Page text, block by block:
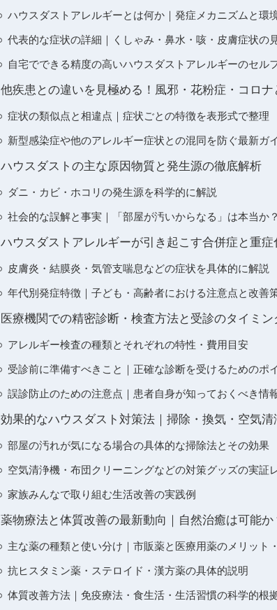
ハウスダストアレルギーとは何か｜発症メカニズムと環
代表的な症状の詳細｜くしゃみ・鼻水・咳・皮膚症状の
自宅でできる精度の高いハウスダストアレルギーのセル
他疾患との違いを見極める！風邪・花粉症・コロ
症状の類似点と相違点｜症状ごとの特徴を表形式で整理
新型感染症や他のアレルギー症状との混同を防ぐ最新ガ
ハウスダストの主な原因物質と発生源の徹底解析
ダニ・カビ・ホコリの発生源を科学的に解説
社会的な誤解と事実｜「部屋が汚いからなる」は本当か？
ハウスダストアレルギーが引き起こす合併症と重症
皮膚炎・結膜炎・気管支喘息などの症状を具体的に解説
年代別発症特徴｜子ども・高齢者における注意点と改善
医療機関での精密診断・検査方法と受診のタイミン
アレルギー検査の種類とそれぞれの特性・費用目安
受診前に準備すべきこと｜正確な診断を受けるためのポ
誤診防止のための注意点｜患者自身が知っておくべき情
効果的なハウスダスト対策法｜掃除・換気・空気
部屋の汚れが気になる場合の具体的な掃除法とその効果
空気清浄機・布団クリーニングなどの対策グッズの実証
家族みんなで取り組む生活改善の実践例
薬物療法と体質改善の最新動向｜自然治癒は可能か
主な薬の種類と使い分け｜市販薬と医療用薬のメリット
抗ヒスタミン薬・ステロイド・漢方薬の具体的説明
体質改善方法｜免疫療法・食生活・生活習慣の科学的根